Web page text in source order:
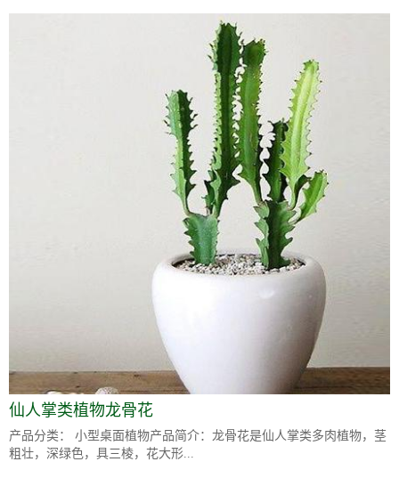
仙人掌类植物龙骨花
产品分类： 小型桌面植物产品简介：龙骨花是仙人掌类多肉植物，茎
粗壮，深绿色，具三棱，花大形...